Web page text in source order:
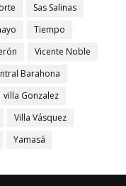
Sas Salinas
Tiempo
Vicente Noble
Barahona
villa Gonzalez
Villa Vásquez
Yamasá